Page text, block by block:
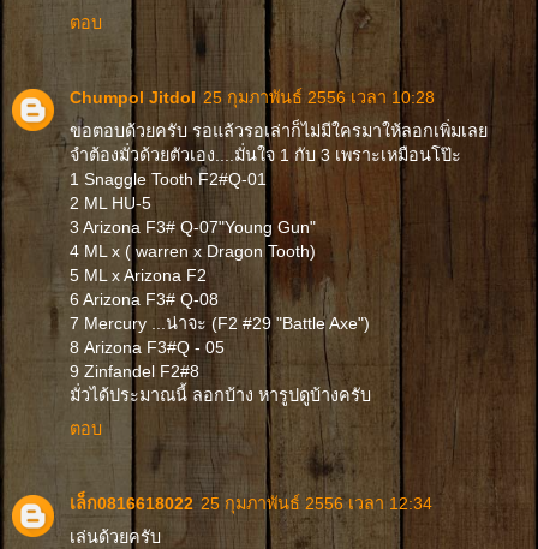
ตอบ
Chumpol Jitdol 25 กุมภาพันธ์ 2556 เวลา 10:28
ขอตอบด้วยครับ รอแล้วรอเล่าก็ไม่มีใครมาให้ลอกเพิ่มเลย
จำต้องมั่วด้วยตัวเอง....มั่นใจ 1 กับ 3 เพราะเหมือนโป๊ะ
1 Snaggle Tooth F2#Q-01
2 ML HU-5
3 Arizona F3# Q-07"Young Gun"
4 ML x ( warren x Dragon Tooth)
5 ML x Arizona F2
6 Arizona F3# Q-08
7 Mercury ...น่าจะ (F2 #29 "Battle Axe")
8 Arizona F3#Q - 05
9 Zinfandel F2#8
มั่วได้ประมาณนี้ ลอกบ้าง หารูปดูบ้างครับ
ตอบ
เล็ก0816618022 25 กุมภาพันธ์ 2556 เวลา 12:34
เล่นด้วยครับ